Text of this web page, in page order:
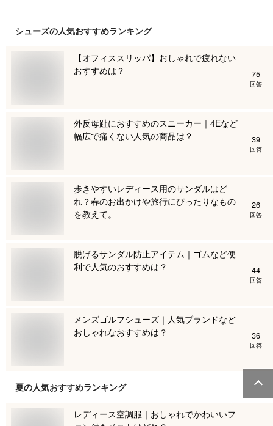
シューズの人気おすすめランキング
【オフィススリッパ】おしゃれで疲れない
おすすめは？
75
回答
外反母趾におすすめのスニーカー｜4Eなど
幅広で痛くない人気の商品は？
39
回答
歩きやすいレディース用のサンダルはど
れ？春のお出かけや旅行にぴったりなもの
を教えて。
26
回答
脱げるサンダル防止アイテム｜ゴムなど便
利で人気のおすすめは？
44
回答
メンズゴルフシューズ｜人気ブランドなど
おしゃれなおすすめは？
36
回答
夏の人気おすすめランキング
レディース空調服｜おしゃれでかわいいフ